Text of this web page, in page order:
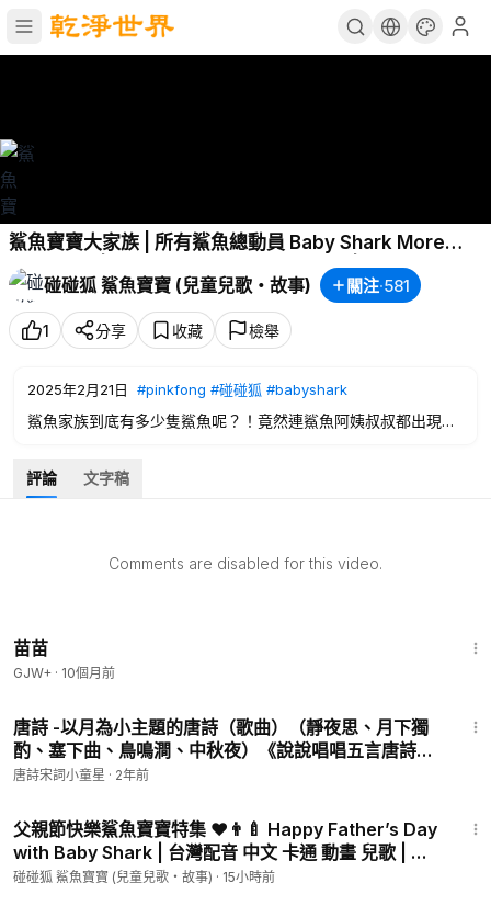
鯊魚寶寶大家族 | 所有鯊魚總動員 Baby Shark More
and More | 臺灣配音 注音字幕 兒歌 童謠 | Baby Shark
Kids Song | 碰碰狐 Pinkfong
碰碰狐 鯊魚寶寶 (兒童兒歌・故事) 關注·581
1 分享 收藏 檢舉
2025年2月21日 #pinkfong #碰碰狐 #babyshark
鯊魚家族到底有多少隻鯊魚呢？！竟然連鯊魚阿姨叔叔都出現
💛 8月－鯊魚寶寶之月🦈 一同暢遊鯊魚寶寶兒童世界
鯊魚寶寶兒童世界🌈 傳送門👉
⭐️ [全新3D寶寶頻道開幕囉] 馬上去訂閱吧！👶🏼 Bebefinn -
📍歡迎訂閱碰碰狐的官方頻道！
►►http://link.cleve.re/4225/
►►https://www.facebook.com/pinkfong.tw/
----
評論 文字稿
Comments are disabled for this video.
苗苗
GJW+ · 10個月前
唐詩 -以月為小主題的唐詩（歌曲）（靜夜思、月下獨
酌、塞下曲、鳥鳴澗、中秋夜）《說說唱唱五言唐詩精
裝版》Five-character-ancient-verse （Wu Yan
唐詩宋詞小童星 · 2年前
父親節快樂鯊魚寶寶特集 ❤️👨‍🍼 Happy Father’s Day
with Baby Shark | 台灣配音 中文 卡通 動畫 兒歌 | 碰
碰狐 Pinkfong!
碰碰狐 鯊魚寶寶 (兒童兒歌・故事) · 15小時前